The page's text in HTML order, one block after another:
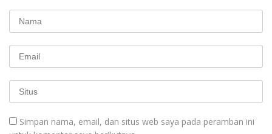
Simpan nama, email, dan situs web saya pada peramban ini